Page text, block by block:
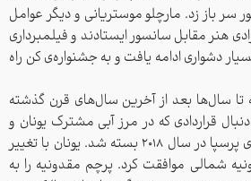
سر باز زد. مارچلو موستریانی و دیگر عوامل
هنر مقابل سانسور ایستادند و فیلمبرداری
دشواری ادامه یافت و به جشنواره‌ی کن راه
تا سال‌ها بعد از آخرین سال‌های قرن گذشته
دنبال قراردادی که در مرز آبی مشترک یونان و
مقدونیه در نزدیکی دریاچه‌ی پرسپا در سال 2018 بسته شد. یونان با تغییر
شمالی موافقت کرد. پرچم مقدونیه را به